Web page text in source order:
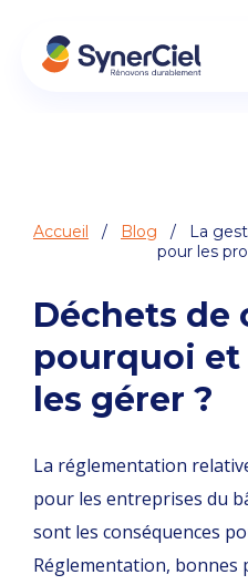
Accueil / Blog / La
pour les
Déchets de
pourquoi
les gérer ?
La réglementation
pour les entreprises du
sont les conséquences
Réglementation, bonnes